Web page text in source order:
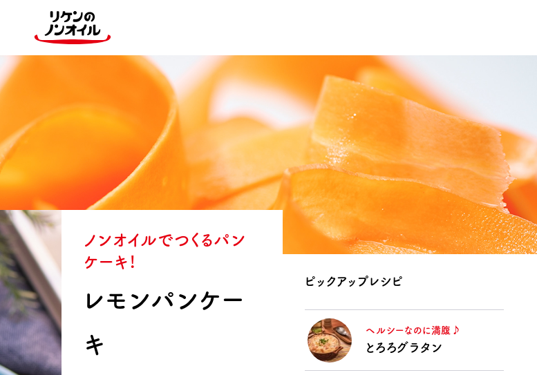
ノンオイルでつくるパン
ケーキ！
レモンパンケー
キ
ピックアップレシピ
ヘルシーなのに満腹♪
とろろグラタン